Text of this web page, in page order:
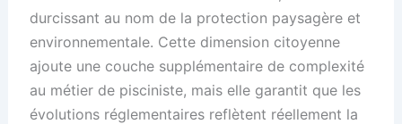
durcissant au nom de la protection paysagère et
environnementale. Cette dimension citoyenne
ajoute une couche supplémentaire de complexité
au métier de pisciniste, mais elle garantit que les
évolutions réglementaires reflètent réellement la